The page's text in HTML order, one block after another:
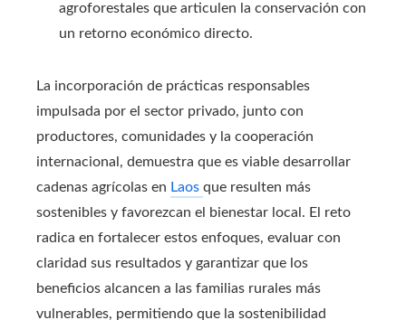
agroforestales que articulen la conservación con
un retorno económico directo.
La incorporación de prácticas responsables
impulsada por el sector privado, junto con
productores, comunidades y la cooperación
internacional, demuestra que es viable desarrollar
cadenas agrícolas en Laos que resulten más
sostenibles y favorezcan el bienestar local. El reto
radica en fortalecer estos enfoques, evaluar con
claridad sus resultados y garantizar que los
beneficios alcancen a las familias rurales más
vulnerables, permitiendo que la sostenibilidad